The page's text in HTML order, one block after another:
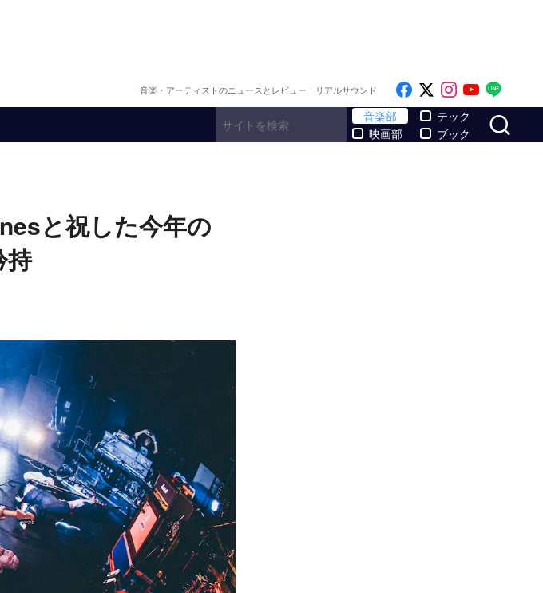
音楽・アーティストのニュースとレビュー｜リアルサウンド Like on Facebook
Follow on x
Follow on
Follow
音楽部
映画部
テック
ブック
と祝した今年の
持